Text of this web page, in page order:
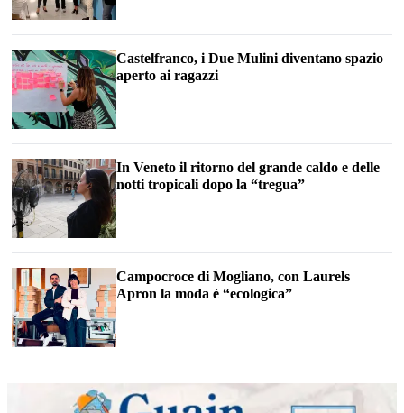
Castelfranco, i Due Mulini diventano spazio
aperto ai ragazzi
In Veneto il ritorno del grande caldo e delle
notti tropicali dopo la “tregua”
Campocroce di Mogliano, con Laurels
Apron la moda è “ecologica”